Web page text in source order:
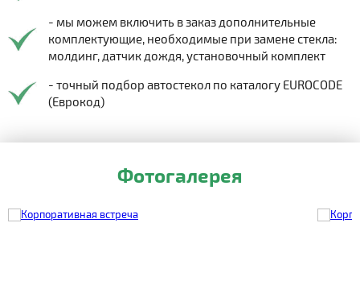
- мы можем включить в заказ дополнительные
комплектующие, необходимые при замене стекла:
молдинг, датчик дождя, установочный комплект
- точный подбор автостекол по каталогу EUROCODE
(Еврокод)
Фотогалерея